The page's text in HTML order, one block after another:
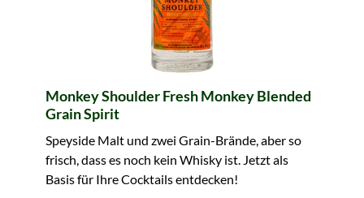
Monkey Shoulder Fresh Monkey Blended
Grain Spirit
Speyside Malt und zwei Grain-Brände, aber so
frisch, dass es noch kein Whisky ist. Jetzt als
Basis für Ihre Cocktails entdecken!